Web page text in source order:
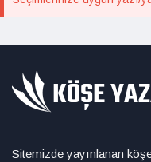
Sitemizde yayınlanan